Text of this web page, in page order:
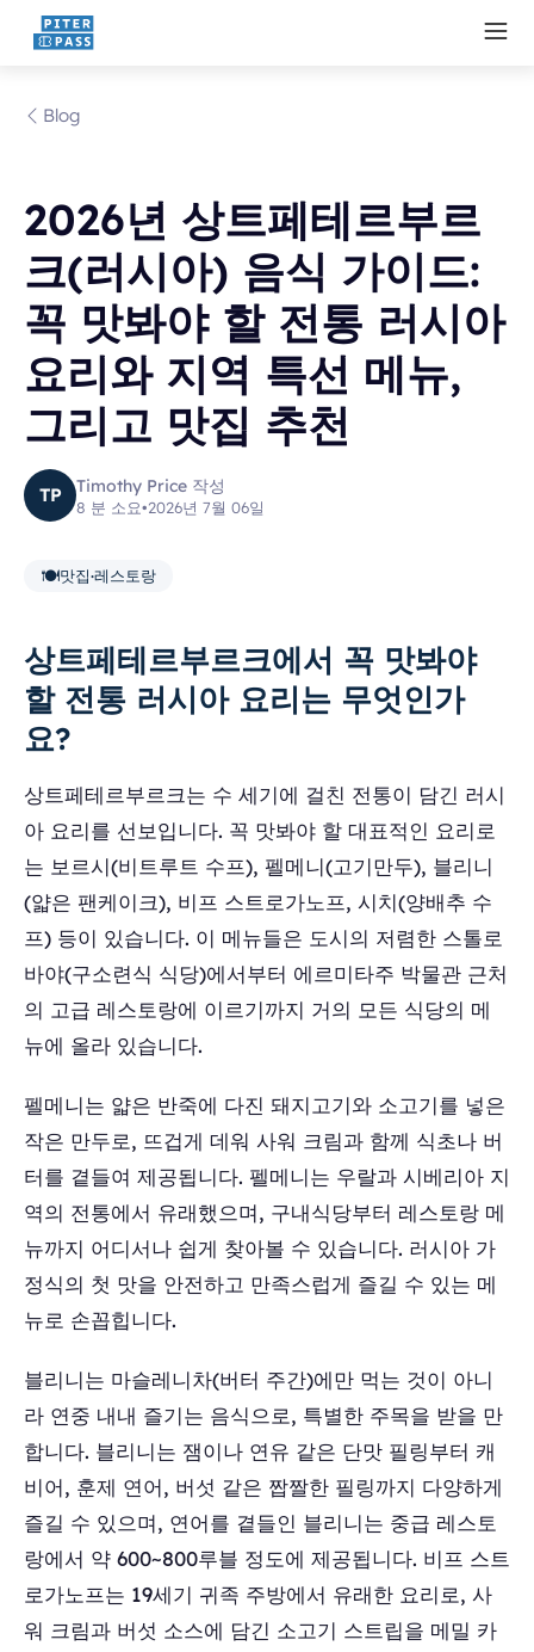
Blog
2026년 상트페테르부르
크(러시아) 음식 가이드:
꼭 맛봐야 할 전통 러시아
요리와 지역 특선 메뉴,
그리고 맛집 추천
TP Timothy Price 작성
8 분 소요•2026년 7월 06일
🍽️맛집·레스토랑
상트페테르부르크에서 꼭 맛봐야
할 전통 러시아 요리는 무엇인가
요?
상트페테르부르크는 수 세기에 걸친 전통이 담긴 러시
아 요리를 선보입니다. 꼭 맛봐야 할 대표적인 요리로
는 보르시(비트루트 수프), 펠메니(고기만두), 블리니
(얇은 팬케이크), 비프 스트로가노프, 시치(양배추 수
프) 등이 있습니다. 이 메뉴들은 도시의 저렴한 스톨로
바야(구소련식 식당)에서부터 에르미타주 박물관 근처
의 고급 레스토랑에 이르기까지 거의 모든 식당의 메
뉴에 올라 있습니다.
펠메니는 얇은 반죽에 다진 돼지고기와 소고기를 넣은
작은 만두로, 뜨겁게 데워 사워 크림과 함께 식초나 버
터를 곁들여 제공됩니다. 펠메니는 우랄과 시베리아 지
역의 전통에서 유래했으며, 구내식당부터 레스토랑 메
뉴까지 어디서나 쉽게 찾아볼 수 있습니다. 러시아 가
정식의 첫 맛을 안전하고 만족스럽게 즐길 수 있는 메
뉴로 손꼽힙니다.
블리니는 마슬레니차(버터 주간)에만 먹는 것이 아니
라 연중 내내 즐기는 음식으로, 특별한 주목을 받을 만
합니다. 블리니는 잼이나 연유 같은 단맛 필링부터 캐
비어, 훈제 연어, 버섯 같은 짭짤한 필링까지 다양하게
즐길 수 있으며, 연어를 곁들인 블리니는 중급 레스토
랑에서 약 600~800루블 정도에 제공됩니다. 비프 스트
로가노프는 19세기 귀족 주방에서 유래한 요리로, 사
워 크림과 버섯 소스에 담긴 소고기 스트립을 메밀 카